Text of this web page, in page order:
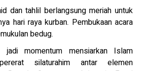
dan tahlil berlangsung meriah untuk
hari raya kurban. Pembukaan acara
bedug.
jadi momentum mensiarkan Islam
silaturahim antar elemen